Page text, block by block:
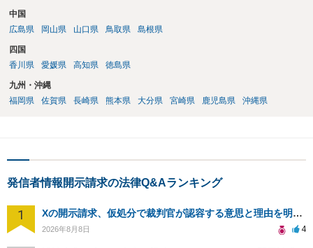
中国
広島県
岡山県 山口県 鳥取県 島根県
四国
香川県
愛媛県 高知県 徳島県
九州・沖縄
福岡県
佐賀県 長崎県 熊本県 大分県 宮崎県 鹿児島県 沖縄県
発信者情報開示請求の法律Q&Aランキング
1 Xの開示請求、仮処分で裁判官が認容する意思と理由を明確化しても、相手側は争って引き延ばしますか
2026年8月8日 4